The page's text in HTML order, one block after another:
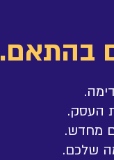
בהתאם.
העסק.
מחדש.
שלכם.